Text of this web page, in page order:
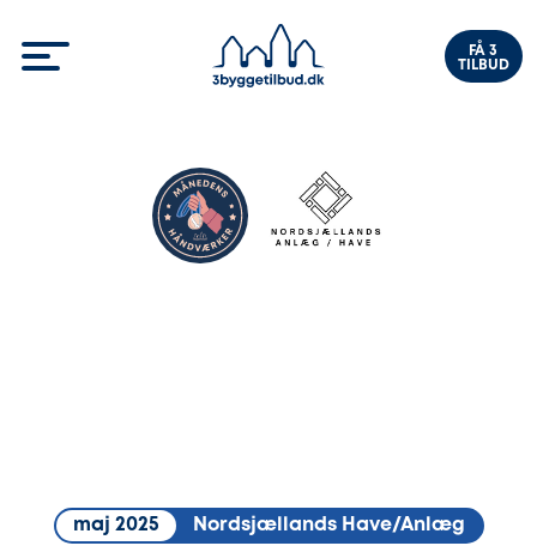
FÅ 3
TILBUD
maj 2025 Nordsjællands Have/Anlæg